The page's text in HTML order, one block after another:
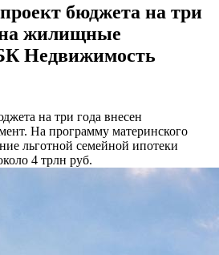
бюджета на три
на жилищные
Недвижимость
на три года внесен
На программу материнского
льготной семейной ипотеки
4 трлн руб.